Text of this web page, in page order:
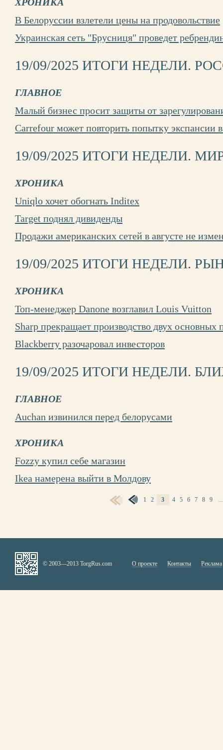
В Белоруссии взлетели цены на продовольствие
Украинская сеть "Брусниця" проведет
19/09/2025 ИТОГИ НЕДЕЛИ.
ГЛАВНОЕ
Малый бизнес просит защиты от
Carrefour может повторить попытку экспансии
19/09/2025 ИТОГИ НЕДЕЛИ.
ХРОНИКА
Uniqlo хочет обогнать Inditex
Target поднял дивиденды
Продажи американских сетей в августе не
19/09/2025 ИТОГИ НЕДЕЛИ.
ХРОНИКА
Топ-менеджер Danone возглавил Louis Vuitton
Sharp прекращает производство двух основных
Blackberry разочаровал инвесторов
19/09/2025 ИТОГИ НЕДЕЛИ.
ГЛАВНОЕ
Auchan извинился перед белорусами
ХРОНИКА
Fozzy купил себе магазин
Ikea намерена выйти в Молдову
1 2 3 4 5 6 7 8 9
© 2003—2013 TorgRus.com О проекте Контакты Реклама